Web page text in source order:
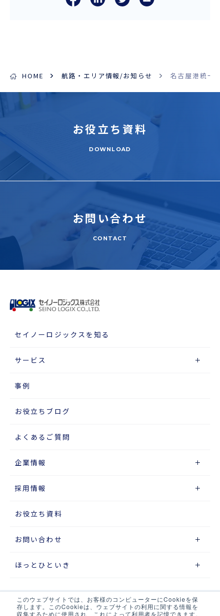
このウェブサイトでは、お客様のコンピューターにCookieを保
存します。このCookieは、ウェブサイトの利用に関する情報を
収集するために使用され、これによって利用者を記憶できます。
HOME 航路・エリア情報/お知らせ 名古屋港統一
お役立ち 資料
DOWNLOAD
お問い合わせ
CONTACT
セイノーロジックスを知る
サービス
事例
お役立ちブログ
よくあるご質問
企業情報
採用情報
お役立ち資料
お問い合わせ
ほっとひといき
サイトマップ